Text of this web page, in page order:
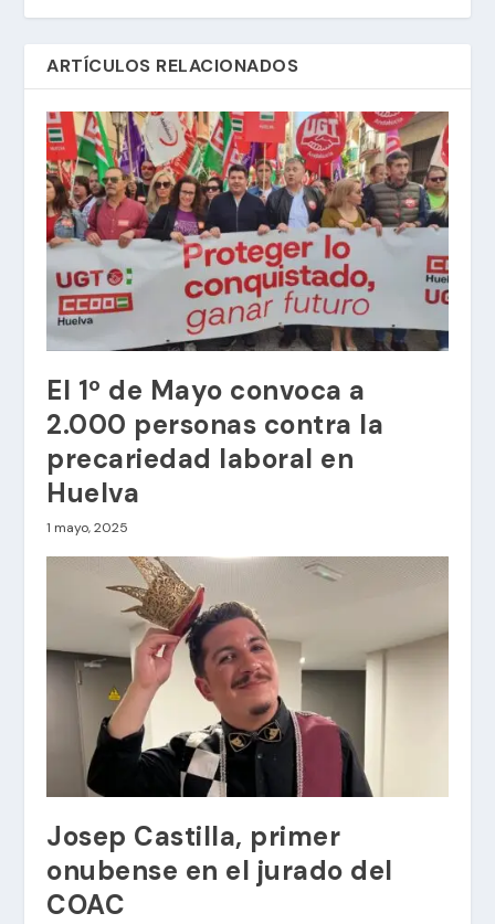
ARTÍCULOS RELACIONADOS
El 1º de Mayo convoca a
2.000 personas contra la
precariedad laboral en
Huelva
1 mayo, 2025
Josep Castilla, primer
onubense en el jurado del
COAC